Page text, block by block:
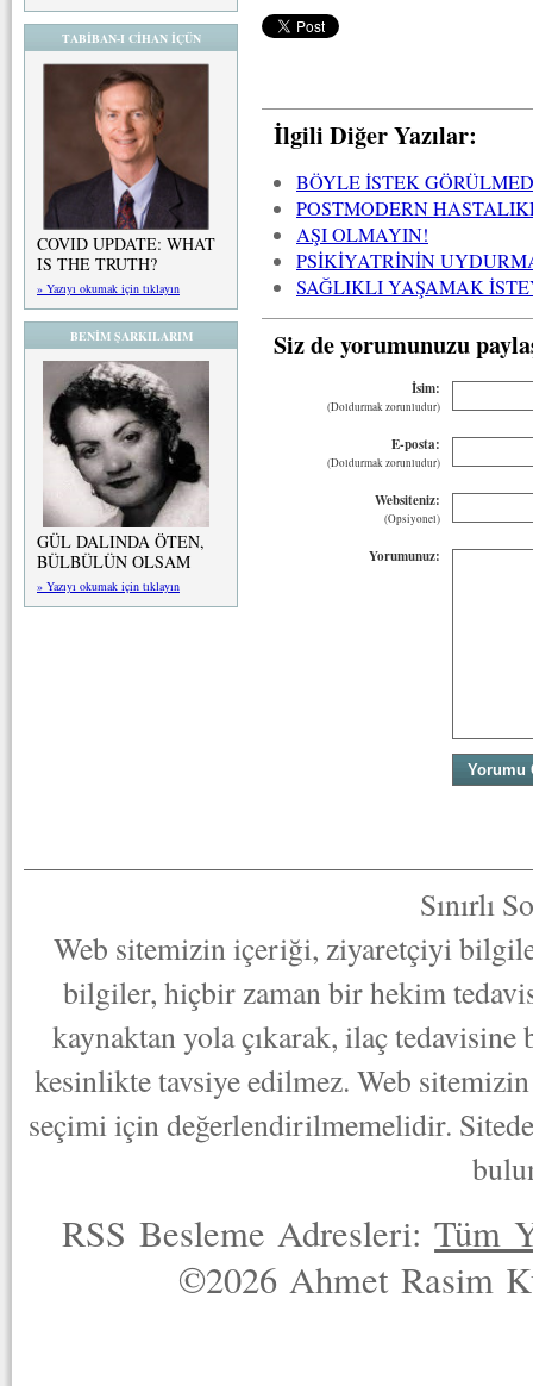
TABİBAN-I CİHAN İÇÜN
COVID UPDATE: WHAT
IS THE TRUTH?
» Yazıyı okumak için tıklayın
BENİM ŞARKILARIM
GÜL DALINDA ÖTEN,
BÜLBÜLÜN OLSAM
» Yazıyı okumak için tıklayın
İlgili Diğer Yazılar:
BÖYLE İSTEK
POSTMODERN
AŞI OLMAYIN!
PSİKİYATRİNİN
SAĞLIKLI YAŞAMAK
Siz de yorumunuzu
İsim:
(Doldurmak zorunludur)
E-posta:
(Doldurmak zorunludur)
Websiteniz:
(Opsiyonel)
Yorumunuz:
Sınırlı
Web sitemizin içeriği, ziyaretçiyi
bilgiler, hiçbir zaman bir hekim
kaynaktan yola çıkarak, ilaç
kesinlikte tavsiye edilmez. Web
seçimi için değerlendirilmemelidir.
RSS Besleme Adresleri:Tüm
©2026 Ahmet Rasim